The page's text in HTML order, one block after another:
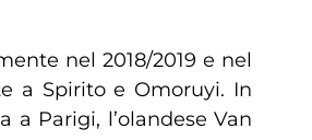
nel 2018/2019 e nel
a Spirito e Omoruyi. In
a Parigi, l’olandese Van